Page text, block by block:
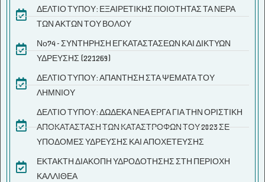
ΔΕΛΤΙΟ ΤΥΠΟΥ: ΕΞΑΙΡΕΤΙΚΗΣ ΠΟΙΟΤΗΤΑΣ ΤΑ ΝΕΡΑ
ΤΩΝ ΑΚΤΩΝ ΤΟΥ ΒΟΛΟΥ
Νο74 - ΣΥΝΤΗΡΗΣΗ ΕΓΚΑΤΑΣΤΑΣΕΩΝ ΚΑΙ ΔΙΚΤΥΩΝ
ΥΔΡΕΥΣΗΣ (221269)
ΔΕΛΤΙΟ ΤΥΠΟΥ: ΑΠΑΝΤΗΣΗ ΣΤΑ ΨΕΜΑΤΑ ΤΟΥ
ΛΗΜΝΙΟΥ
ΔΕΛΤΙΟ ΤΥΠΟΥ: ΔΩΔΕΚΑ ΝΕΑ ΕΡΓΑ ΓΙΑ ΤΗΝ ΟΡΙΣΤΙΚΗ
ΑΠΟΚΑΤΑΣΤΑΣΗ ΤΩΝ ΚΑΤΑΣΤΡΟΦΩΝ ΤΟΥ 2023 ΣΕ
ΥΠΟΔΟΜΕΣ ΥΔΡΕΥΣΗΣ ΚΑΙ ΑΠΟΧΕΤΕΥΣΗΣ
ΕΚΤΑΚΤΗ ΔΙΑΚΟΠΗ ΥΔΡΟΔΟΤΗΣΗΣ ΣΤΗ ΠΕΡΙΟΧΗ
ΚΑΛΛΙΘΕΑ